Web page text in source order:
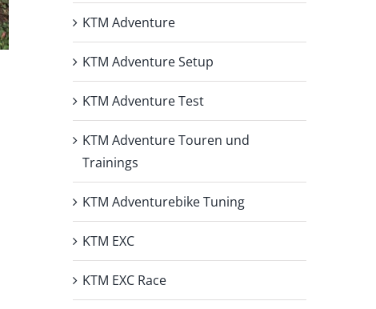
KTM Adventure
KTM Adventure Setup
KTM Adventure Test
KTM Adventure Touren und
Trainings
KTM Adventurebike Tuning
KTM EXC
KTM EXC Race